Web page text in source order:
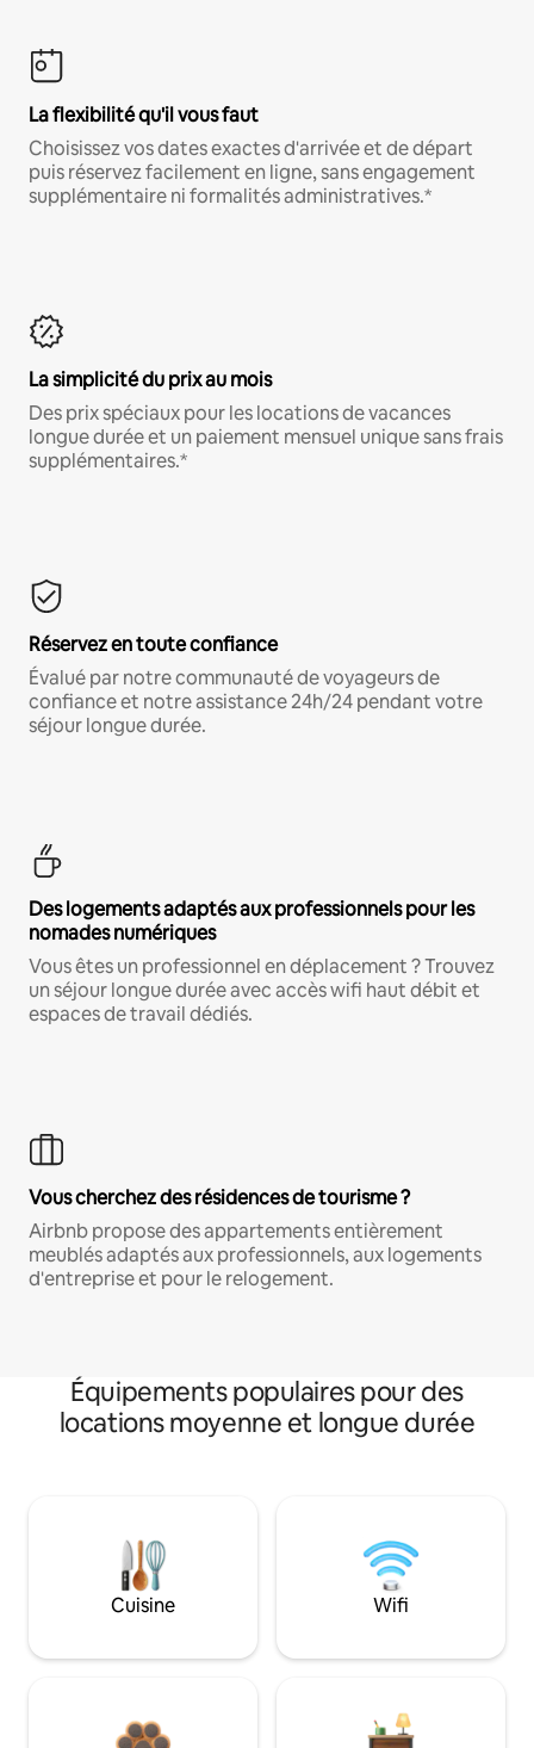
La flexibilité qu'il vous faut
Choisissez vos dates exactes d'arrivée et de départ
puis réservez facilement en ligne, sans engagement
supplémentaire ni formalités administratives.*
La simplicité du prix au mois
Des prix spéciaux pour les locations de vacances
longue durée et un paiement mensuel unique sans frais
supplémentaires.*
Réservez en toute confiance
Évalué par notre communauté de voyageurs de
confiance et notre assistance 24h/24 pendant votre
séjour longue durée.
Des logements adaptés aux professionnels pour les
nomades numériques
Vous êtes un professionnel en déplacement ? Trouvez
un séjour longue durée avec accès wifi haut débit et
espaces de travail dédiés.
Vous cherchez des résidences de tourisme ?
Airbnb propose des appartements entièrement
meublés adaptés aux professionnels, aux logements
d'entreprise et pour le relogement.
Équipements populaires pour des
locations moyenne et longue durée
Cuisine Wifi